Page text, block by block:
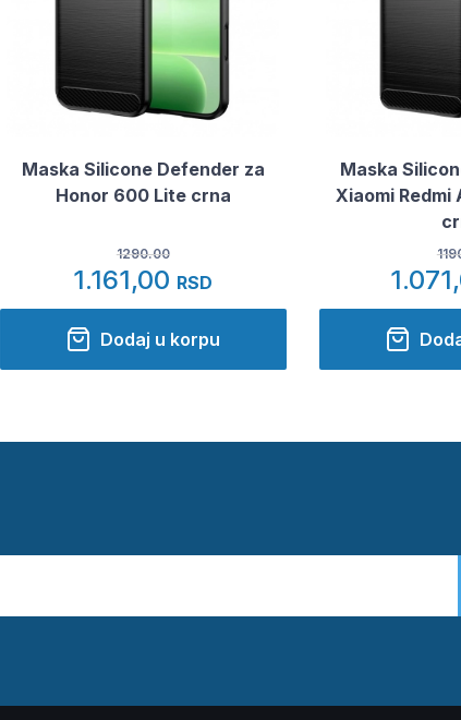
Maska Silicone Defender za
Honor 600 Lite crna
1290.00
1.161,00 RSD
Dodaj u korpu
Maska
Xiaomi Redmi